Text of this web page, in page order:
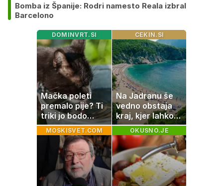
Bomba iz Španije: Rodri namesto Reala izbral
Barcelono
DOMINVRT.SI
Mačka poleti
premalo pije? Ti
triki jo bodo
spodbudili, da
zaužije več vode
CEKIN.SI
Na Jadranu še
vedno obstaja
kraj, kjer lahko
dopustujete
poceni:
nastanitev že od
10 evrov, kosilo
za pet evrov
MOSKISVET.COM OKUSNO.JE